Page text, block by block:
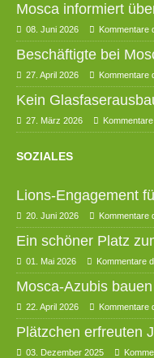
Mosca informiert
08. Juni 2026 Kommentare
Beschäftigte bei
27. April 2026 Kommentare
Kein
27. März 2026
SOZIALES
Lions-Engagement
20. Juni 2026 Kommentare
Ein schöner Platz
01. Mai 2026 Kommentare
Mosca-Azubis
22. April 2026 Kommentare
Plätzchen erfreuten
03. Dezember 2025